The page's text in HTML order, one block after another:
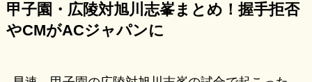
甲子園・広陵対旭川志峯まとめ！握手拒否
やCMがACジャパンに